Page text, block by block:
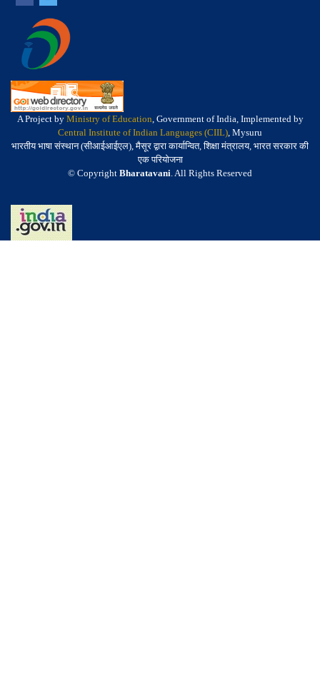
A Project by Ministry of Education, Government of India, Implemented by
Central Institute of Indian Languages (CIIL), Mysuru
भारतीय भाषा संस्थान (सीआईआईएल), मैसूर द्वारा कार्यान्वित, शिक्षा मंत्रालय, भारत सरकार की
एक परियोजना
© Copyright Bharatavani. All Rights Reserved